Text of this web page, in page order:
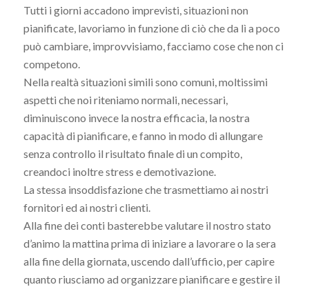
Tutti i giorni accadono imprevisti, situazioni non
pianificate, lavoriamo in funzione di ciò che da lì a poco
può cambiare, improvvisiamo, facciamo cose che non ci
competono.
Nella realtà situazioni simili sono comuni, moltissimi
aspetti che noi riteniamo normali, necessari,
diminuiscono invece la nostra efficacia, la nostra
capacità di pianificare, e fanno in modo di allungare
senza controllo il risultato finale di un compito,
creandoci inoltre stress e demotivazione.
La stessa insoddisfazione che trasmettiamo ai nostri
fornitori ed ai nostri clienti.
Alla fine dei conti basterebbe valutare il nostro stato
d’animo la mattina prima di iniziare a lavorare o la sera
alla fine della giornata, uscendo dall’ufficio, per capire
quanto riusciamo ad organizzare pianificare e gestire il